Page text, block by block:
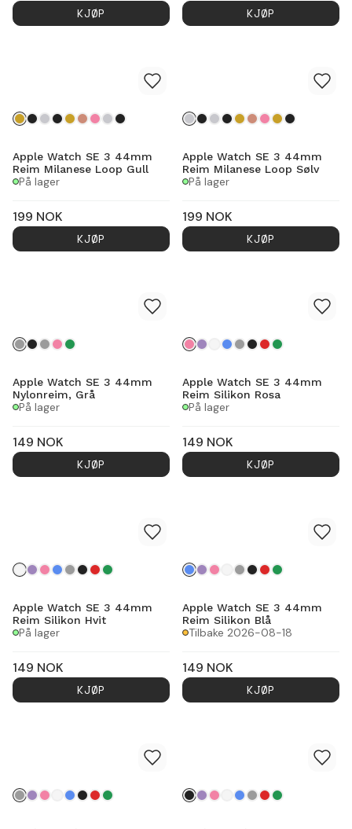
KJØP
KJØP
Apple Watch SE 3 44mm
Reim Milanese Loop Gull
På lager
199 NOK
KJØP
Apple Watch SE 3 44mm
Reim Milanese Loop Sølv
På lager
199 NOK
KJØP
Apple Watch SE 3 44mm
Nylonreim, Grå
På lager
149 NOK
KJØP
Apple Watch SE 3 44mm
Reim Silikon Rosa
På lager
149 NOK
KJØP
Apple Watch SE 3 44mm
Reim Silikon Hvit
På lager
149 NOK
KJØP
Apple Watch SE 3 44mm
Reim Silikon Blå
Tilbake 2026-08-18
149 NOK
KJØP